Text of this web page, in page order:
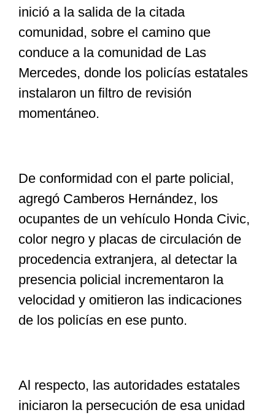
inició a la salida de la citada
comunidad, sobre el camino que
conduce a la comunidad de Las
Mercedes, donde los policías estatales
instalaron un filtro de revisión
momentáneo.
De conformidad con el parte policial,
agregó Camberos Hernández, los
ocupantes de un vehículo Honda Civic,
color negro y placas de circulación de
procedencia extranjera, al detectar la
presencia policial incrementaron la
velocidad y omitieron las indicaciones
de los policías en ese punto.
Al respecto, las autoridades estatales
iniciaron la persecución de esa unidad